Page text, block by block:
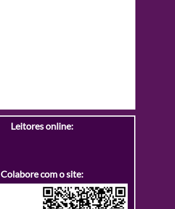
Leitores online:
Colabore com o site: